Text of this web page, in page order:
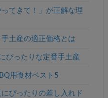
てきて！」が正解な理
土産の適正価格とは
ぴったりな定番手土産
用食材ベスト5
ぴったりの差し入れド